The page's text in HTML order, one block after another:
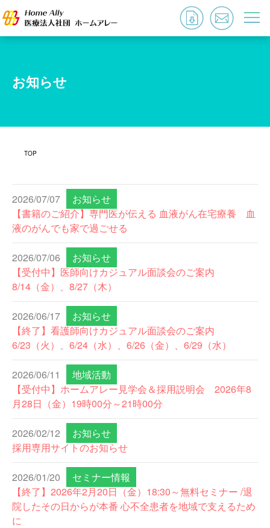
お知らせ
TOP
2026/07/07
お知らせ
【書籍のご紹介】専門医が伝える 血液がん在宅療養 血
液のがんでも家で過ごせる
2026/07/06
お知らせ
【受付中】医師向けカジュアル面談会のご案内
8/14（金）、8/27（木）
2026/06/17
お知らせ
【終了】看護師向けカジュアル面談会のご案内
6/23（火）、6/24（水）、6/26（金）、6/29（水）
2026/06/11
地域活動
【受付中】ホームアレー見学会＆採用説明会 2026年8
月28日（金）19時00分～21時00分
2026/02/12
お知らせ
採用専用サイトのお知らせ
2026/01/20
セミナー情報
【終了】2026年2月20日（金）18:30～無料セミナー /退
院したその日からが本番 心不全患者を地域で支えるため
に